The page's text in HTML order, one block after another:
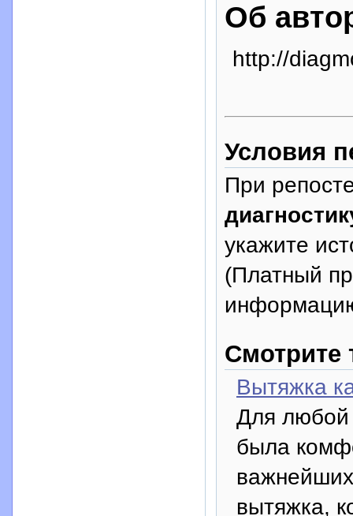
Об
http://
Условия
При
укажите
(Платный
Смотрите
Вытяжка
Для любой
была
важнейших
вытяжка,